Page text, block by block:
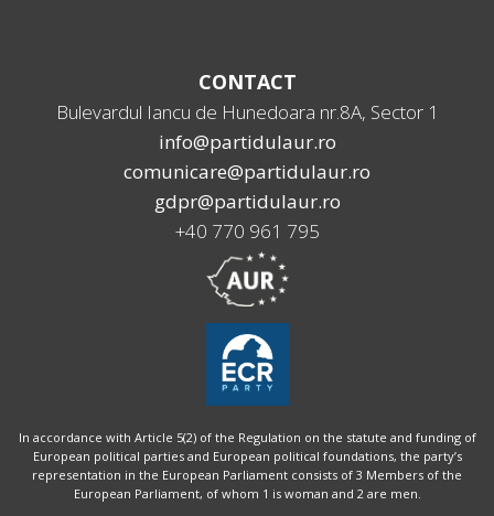
CONTACT
Bulevardul Iancu de Hunedoara nr.8A, Sector 1
info@partidulaur.ro
comunicare@partidulaur.ro
gdpr@partidulaur.ro
+40 770 961 795
In accordance with Article 5(2) of the Regulation on the statute and funding of
European political parties and European political foundations, the party’s
representation in the European Parliament consists of 3 Members of the
European Parliament, of whom 1 is woman and 2 are men.